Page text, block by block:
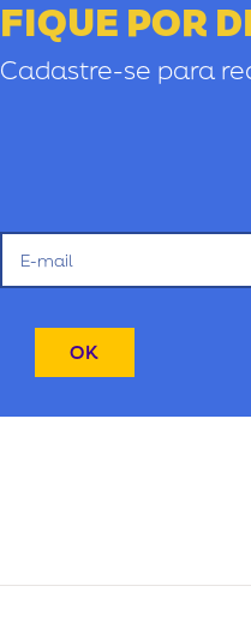
FIQUE POR
Cadastre-se para